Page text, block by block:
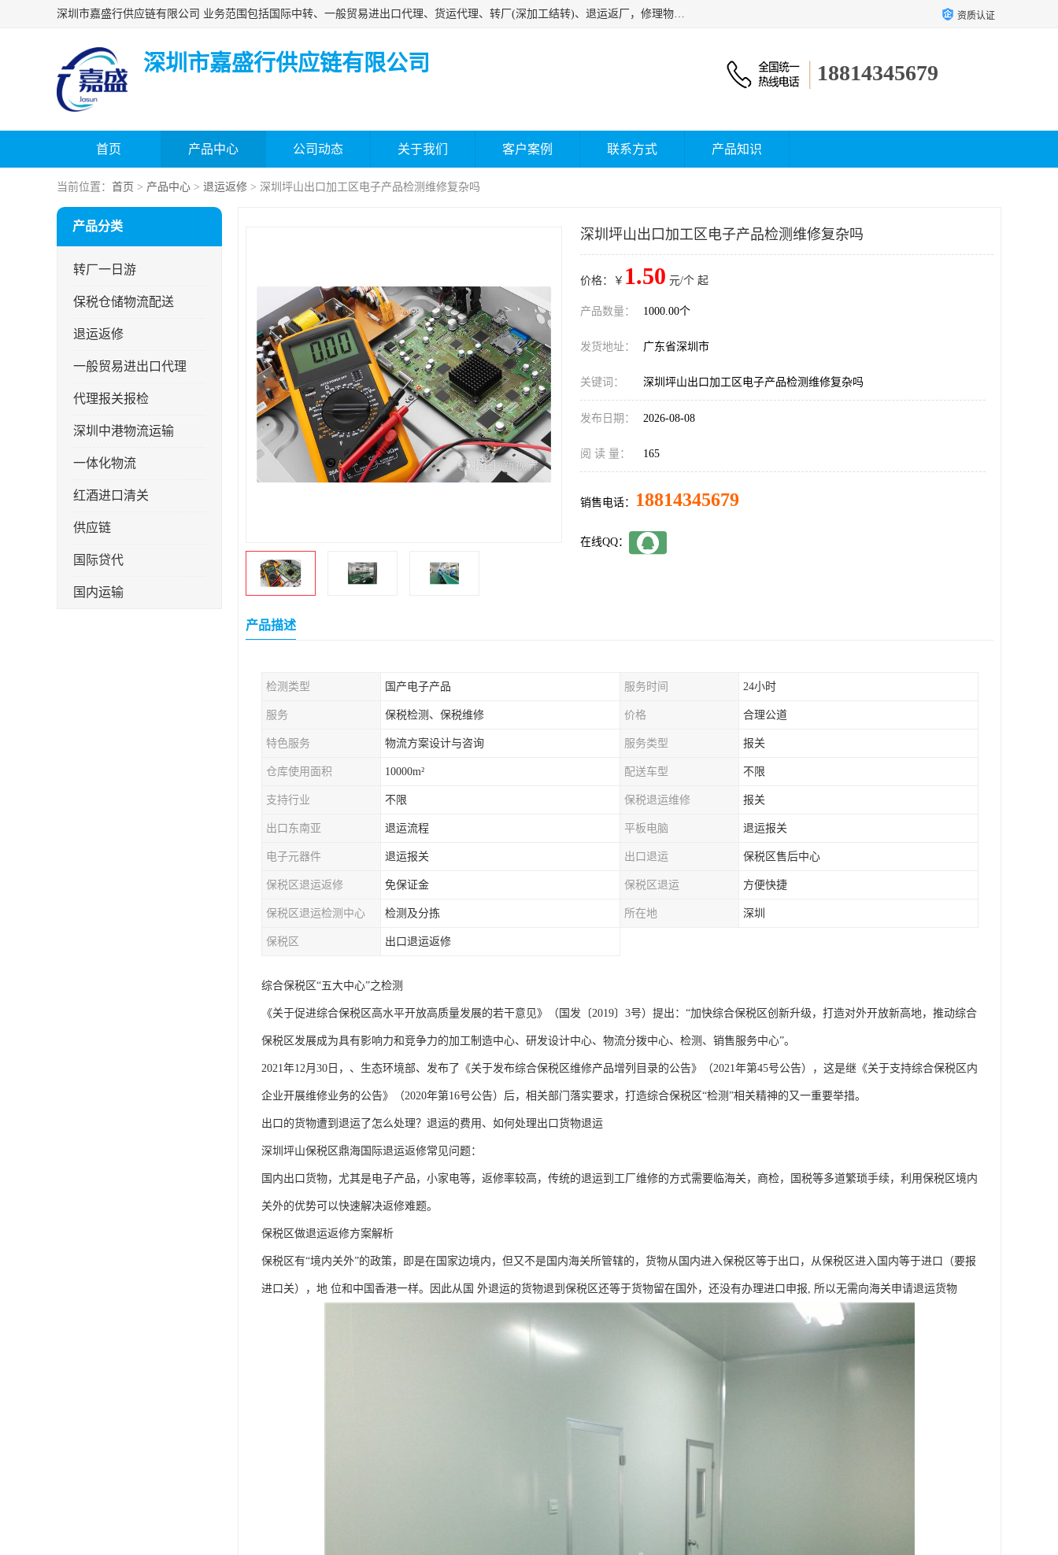
深圳市嘉盛行供应链有限公司 业务范围包括国际中转、一般贸易进出口代理、货运代理、转厂(深加工结转)、退运返厂，修理物品、直接退运、简单加工、更换包装、食品化妆品贴标进口、通关保税仓储，保税生产加工，香港仓库、中港运输专拼货运等服务 资质认证
深圳市嘉盛行供应链有限公司 18814345679
首页 产品中心 公司动态 关于我们 客户案例 联系方式 产品知识
当前位置： 首页 > 产品中心 > 退运返修 > 深圳坪山出口加工区电子产品检测维修复杂吗
产品分类
转厂一日游
保税仓储物流配送
退运返修
一般贸易进出口代理
代理报关报检
深圳中港物流运输
一体化物流
红酒进口清关
供应链
国际贷代
国内运输
深圳坪山出口加工区电子产品检测维修复杂吗
价格：￥ 1.50 元/个 起
产品数量： 1000.00个
发货地址： 广东省深圳市
关键词： 深圳坪山出口加工区电子产品检测维修复杂吗
发布日期： 2026-08-08
阅 读 量： 165
销售电话： 18814345679
在线QQ：
产品描述
检测类型 国产电子产品 服务时间 24小时
服务 保税检测、保税维修 价格 合理公道
特色服务 物流方案设计与咨询 服务类型 报关
仓库使用面积 10000m² 配送车型 不限
支持行业 不限 保税退运维修 报关
出口东南亚 退运流程 平板电脑 退运报关
电子元器件 退运报关 出口退运 保税区售后中心
保税区退运返修 免保证金 保税区退运 方便快捷
保税区退运检测中心 检测及分拣 所在地 深圳
保税区 出口退运返修
综合保税区“五大中心”之检测
《关于促进综合保税区高水平开放高质量发展的若干意见》（国发〔2019〕3号）提出：“加快综合保税区创新升级，打造对外开放新高地，推动综合
保税区发展成为具有影响力和竞争力的加工制造中心、研发设计中心、物流分拨中心、检测、销售服务中心”。
2021年12月30日，、生态环境部、发布了《关于发布综合保税区维修产品增列目录的公告》（2021年第45号公告），这是继《关于支持综合保税区内
企业开展维修业务的公告》（2020年第16号公告）后，相关部门落实要求，打造综合保税区“检测”相关精神的又一重要举措。
出口的货物遭到退运了怎么处理？退运的费用、如何处理出口货物退运
深圳坪山保税区鼎海国际退运返修常见问题：
国内出口货物，尤其是电子产品，小家电等，返修率较高，传统的退运到工厂维修的方式需要临海关，商检，国税等多道繁琐手续，利用保税区境内
关外的优势可以快速解决返修难题。
保税区做退运返修方案解析
保税区有“境内关外”的政策，即是在国家边境内，但又不是国内海关所管辖的，货物从国内进入保税区等于出口，从保税区进入国内等于进口（要报
进口关），地 位和中国香港一样。因此从国 外退运的货物退到保税区还等于货物留在国外，还没有办理进口申报, 所以无需向海关申请退运货物